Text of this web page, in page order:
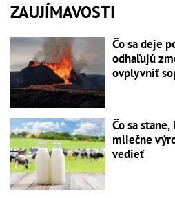
ZAUJÍMAVOSTI
Čo sa deje
odhaľujú
ovplyvniť
Čo sa
mliečne
vedieť